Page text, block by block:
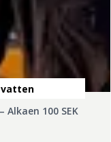
vatten
Alkaen 100 SEK